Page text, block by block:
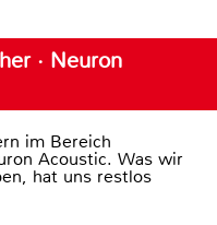
· Neuron
im Bereich
Acoustic. Was wir
hat uns restlos